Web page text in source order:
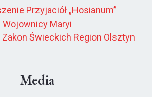
Przyjaciół „Hosianum”
Wojownicy Maryi
Świeckich Region Olsztyn
Media